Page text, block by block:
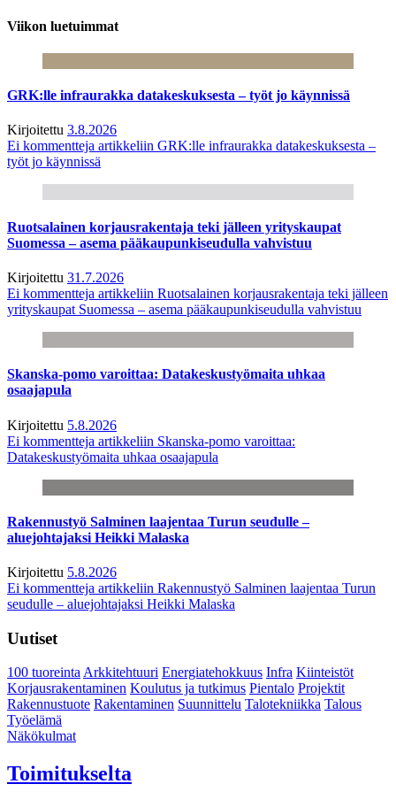
Viikon luetuimmat
GRK:lle infraurakka datakeskuksesta – työt jo käynnissä
Kirjoitettu 3.8.2026
Ei kommentteja artikkeliin GRK:lle infraurakka datakeskuksesta –
työt jo käynnissä
Ruotsalainen korjausrakentaja teki jälleen yrityskaupat
Suomessa – asema pääkaupunkiseudulla vahvistuu
Kirjoitettu 31.7.2026
Ei kommentteja artikkeliin Ruotsalainen korjausrakentaja teki jälleen
yrityskaupat Suomessa – asema pääkaupunkiseudulla vahvistuu
Skanska-pomo varoittaa: Datakeskustyömaita uhkaa
osaajapula
Kirjoitettu 5.8.2026
Ei kommentteja artikkeliin Skanska-pomo varoittaa:
Datakeskustyömaita uhkaa osaajapula
Rakennustyö Salminen laajentaa Turun seudulle –
aluejohtajaksi Heikki Malaska
Kirjoitettu 5.8.2026
Ei kommentteja artikkeliin Rakennustyö Salminen laajentaa Turun
seudulle – aluejohtajaksi Heikki Malaska
Uutiset
100 tuoreintaArkkitehtuuri Energiatehokkuus Infra Kiinteistöt
Korjausrakentaminen Koulutus ja tutkimus Pientalo Projektit
Rakennustuote Rakentaminen Suunnittelu Talotekniikka Talous
Työelämä
Näkökulmat
Toimitukselta